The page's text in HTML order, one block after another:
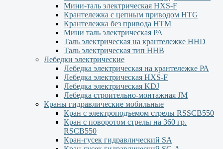
Мини-таль электрическая HXS-F
Крантележка с цепным приводом HTG
Крантележка без привода HTM
Мини таль электрическая РА
Таль электрическая на крантележке HHD
Таль электрическая тип HHB
Лебедки электрические
Лебедка электрическая на крантележке РА
Лебедка электрическая HXS-F
Лебедка электрическая KDJ
Лебедка строительно-монтажная JM
Краны гидравлические мобильные
Кран с электроподъемом стрелы RSSCB550
Кран с поворотом стрелы на 360 гр.
RSCB550
Кран-гусек гидравлический SA